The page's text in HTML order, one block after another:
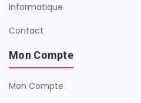
Informatique
Contact
Mon Compte
Mon Compte